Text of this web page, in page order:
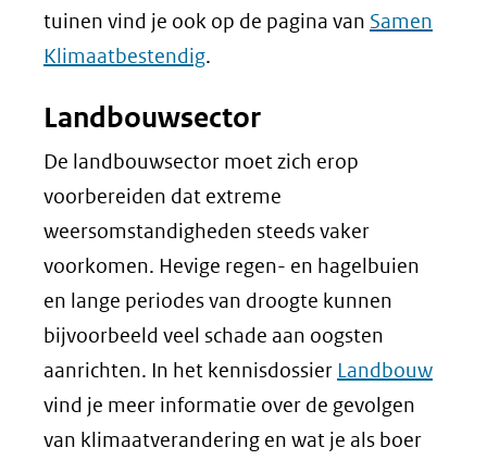
tuinen vind je ook op de pagina van Samen
Klimaatbestendig.
Landbouwsector
De landbouwsector moet zich erop
voorbereiden dat extreme
weersomstandigheden steeds vaker
voorkomen. Hevige regen- en hagelbuien
en lange periodes van droogte kunnen
bijvoorbeeld veel schade aan oogsten
aanrichten. In het kennisdossier Landbouw
vind je meer informatie over de gevolgen
van klimaatverandering en wat je als boer